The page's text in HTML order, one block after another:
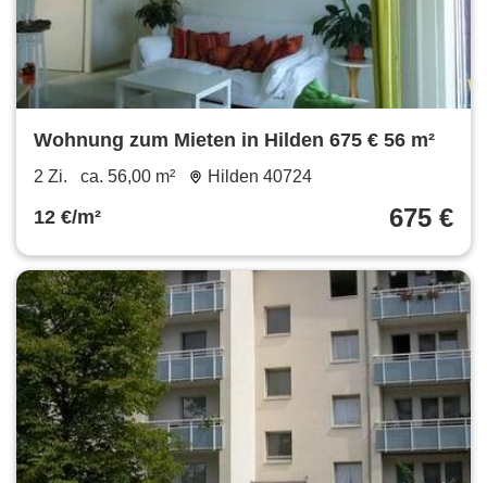
Wohnung zum Mieten in Hilden 675 € 56 m²
2 Zi. ca. 56,00 m² Hilden 40724
12 €/m² 675 €